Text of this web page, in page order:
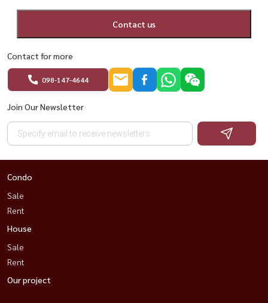
Contact us
Contact for more
098-147-4644
Join Our Newsletter
Condo
Sale
Rent
House
Sale
Rent
Our project